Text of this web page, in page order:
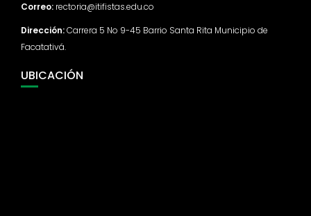
Correo: rectoria@itifistas.edu.co
Dirección:Carrera 5 No 9-45 Barrio Santa Rita Municipio de
Facatativá.
UBICACIÓN